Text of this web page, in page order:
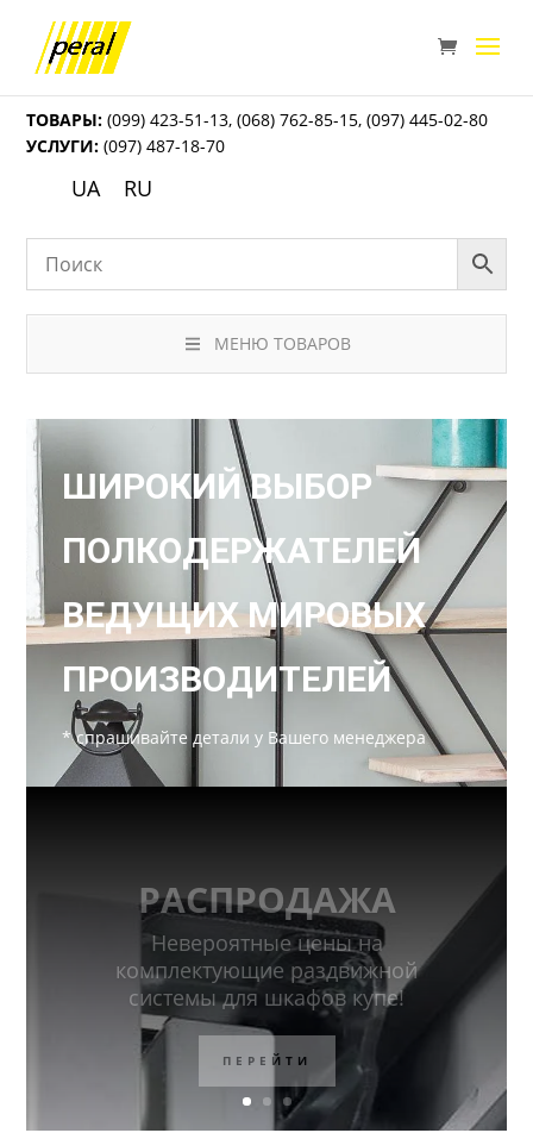
ТОВАРЫ: (099) 423-51-13,(068) 762-85-15,(097) 445-02-80
УСЛУГИ: (097) 487-18-70
UA RU
МЕНЮ ТОВАРОВ
ШИРОКИЙ ВЫБОР
ПОЛКОДЕРЖАТЕЛЕЙ
ВЕДУЩИХ МИРОВЫХ
ПРОИЗВОДИТЕЛЕЙ
* спрашивайте детали у Вашего менеджера
РАСПРОДАЖА
Невероятные цены на
комплектующие раздвижной
системы для шкафов купе!
ПЕРЕЙТИ